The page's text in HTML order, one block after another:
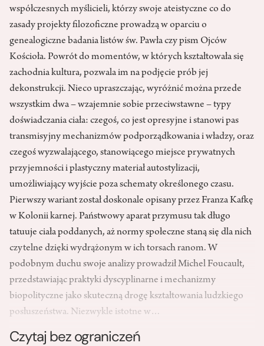
współczesnych myślicieli, którzy swoje ateistyczne co do
zasady projekty filozoficzne prowadzą w oparciu o
genealogiczne badania listów św. Pawła czy pism Ojców
Kościoła. Powrót do momentów, w których kształtowała się
zachodnia kultura, pozwala im na podjęcie prób jej
dekonstrukcji. Nieco upraszczając, wyróżnić można przede
wszystkim dwa – wzajemnie sobie przeciwstawne – typy
doświadczania ciała: czegoś, co jest opresyjne i stanowi pas
transmisyjny mechanizmów podporządkowania i władzy, oraz
czegoś wyzwalającego, stanowiącego miejsce prywatnych
przyjemności i plastyczny materiał autostylizacji,
umożliwiający wyjście poza schematy określonego czasu.
Pierwszy wariant został doskonale opisany przez Franza Kafkę
w Kolonii karnej. Państwowy aparat przymusu tak długo
tatuuje ciała poddanych, aż normy społeczne staną się dla nich
czytelne dzięki wydrążonym w ich torsach ranom. W
podobnym duchu swoje analizy prowadził Michel Foucault,
przedstawiając praktyki dyscyplinarne i mechanizmy
biopolityczne jako skuteczną drogę kształtowania ludzkiego
posłuszeństwa. Niezwykle istotne w…
Czytaj bez ograniczeń